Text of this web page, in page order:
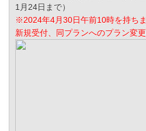
1月24日まで）
※2024年4月30日午前10時を持ち
新規受付、同プランへのプラン変